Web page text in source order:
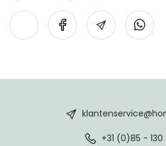
+31 (0)85 - 130